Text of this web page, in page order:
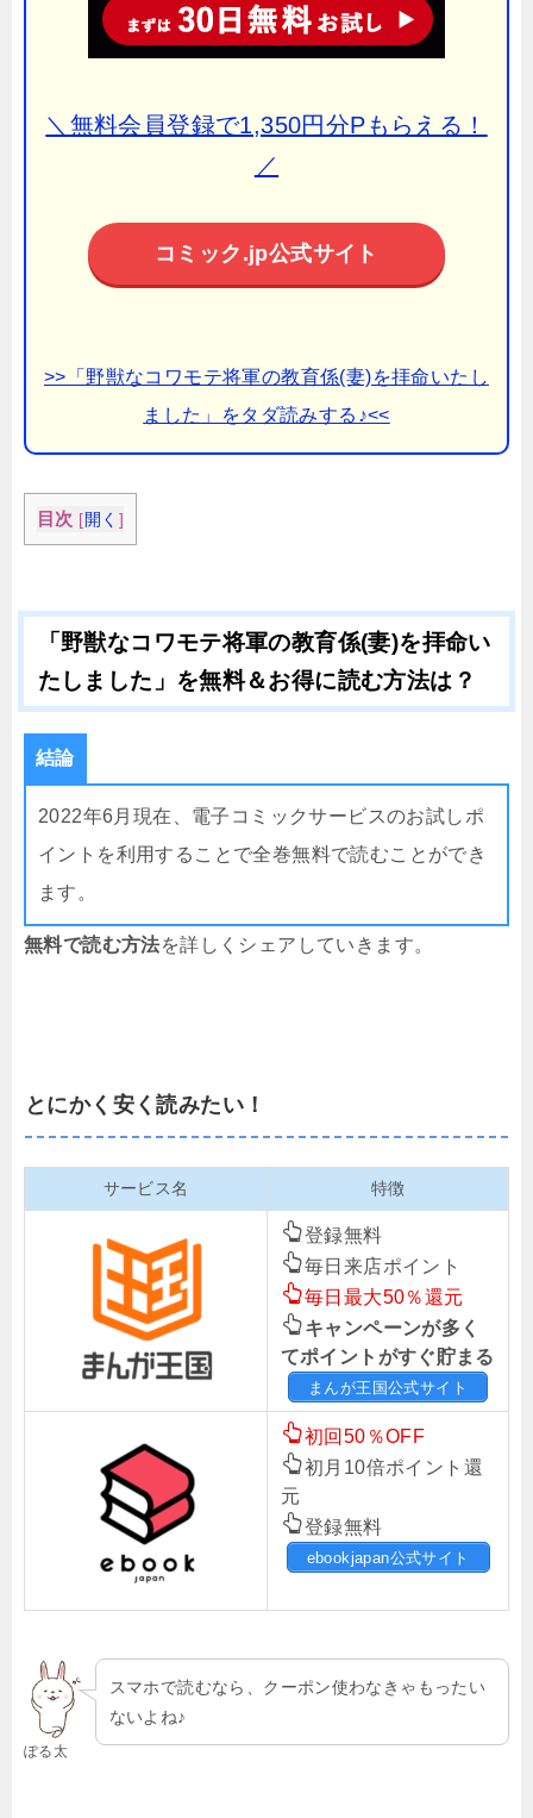
＼無料会員登録で1,350円分Pもらえる！
／
コミック.jp公式サイト
>>「野獣なコワモテ将軍の教育係(妻)を拝命いたし
ました」をタダ読みする♪<<
目次 [開く ]
「野獣なコワモテ将軍の教育係(妻)を拝命い
たしました」を無料＆お得に読む方法は？
結論
2022年6月現在、電子コミックサービスのお試しポ
イントを利用することで全巻無料で読むことができ
ます。
無料で読む方法を詳しくシェアしていきます。
とにかく安く読みたい！
サービス名 特徴
登録無料
毎日来店ポイント
毎日最大50％還元
キャンペーンが多く
てポイントがすぐ貯まる
まんが王国公式サイト
初回50％OFF
初月10倍ポイント還
元
登録無料
ebookjapan公式サイト
ぽる太
スマホで読むなら、クーポン使わなきゃもったい
ないよね♪